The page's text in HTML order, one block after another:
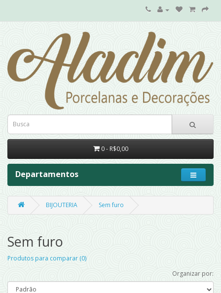
0 - R$0,00
Departamentos
BIJOUTERIA Sem furo
Sem furo
Produtos para comparar (0)
Organizar por: